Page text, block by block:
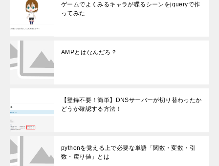
ゲームでよくみるキャラが喋るシーンをjqueryで作
ってみた
AMPとはなんだろ？
【登録不要！簡単】DNSサーバーが切り替わったか
どうか確認する方法！
pythonを覚える上で必要な単語「関数・変数・引
数・戻り値」とは